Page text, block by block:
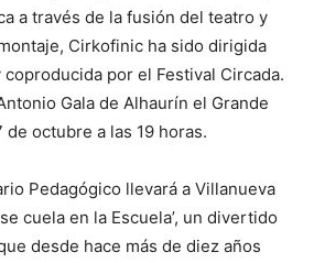
a través de la fusión del teatro y
Cirkofinic ha sido dirigida
por el Festival Circada.
Gala de Alhaurín el Grande
octubre a las 19 horas.
Pedagógico llevará a Villanueva
cuela en la Escuela’, un divertido
desde hace más de diez años